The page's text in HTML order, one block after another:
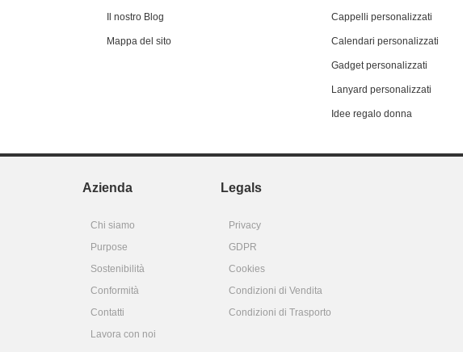
Il nostro Blog
Mappa del sito
Cappelli personalizzati
Calendari personalizzati
Gadget personalizzati
Lanyard personalizzati
Idee regalo donna
Azienda Legals
Chi siamo
Privacy
Purpose
GDPR
Sostenibilità
Cookies
Conformità
Condizioni di Vendita
Contatti
Condizioni di Trasporto
Lavora con noi